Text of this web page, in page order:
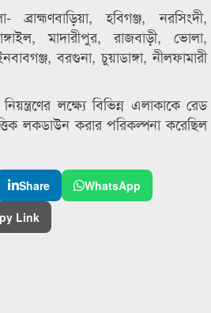
হবিগঞ্জ, নরসিংদী,
মাদারীপুর, রাজবাড়ী, ভোলা,
বরগুনা, চুয়াডাঙ্গা, নীলফামারী
লক্ষ্যে বিভিন্ন এলাকাকে রেড
লকডাউন করার পরিকল্পনা করেছিল
Share
WhatsApp
Link